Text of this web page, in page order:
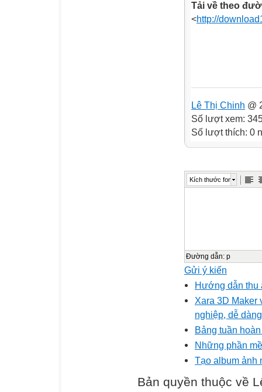
Tải về theo
<http://
Lê Thị Chinh @
Số lượt xem:
Số lượt thích: 0
Kích thước font
Đường dẫn: p
Gửi ý kiến
Hướng dẫn thu
Xara 3D Maker
nghiệp, dễ
Bảng tuần
Những phần
Tạo album ảnh
Bản quyền thuộc về